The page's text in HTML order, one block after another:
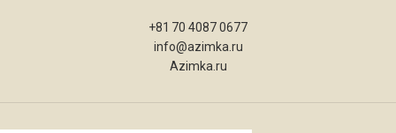
+81 70 4087 0677
info@azimka.ru
Azimka.ru